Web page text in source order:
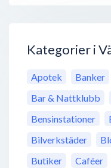
Kategorier i
Apotek Banker
Bar & Nattklubb
Bensinstationer
Bilverkstäder
Butiker
Caféer